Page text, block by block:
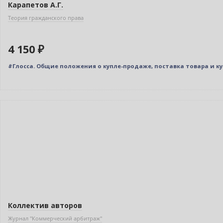
Карапетов А.Г.
Теория гражданского права
4 150 ₽
#Глосса. Общие положения о купле-продаже, поставка товара и
Коллектив авторов
Журнал "Коммерческий арбитраж"